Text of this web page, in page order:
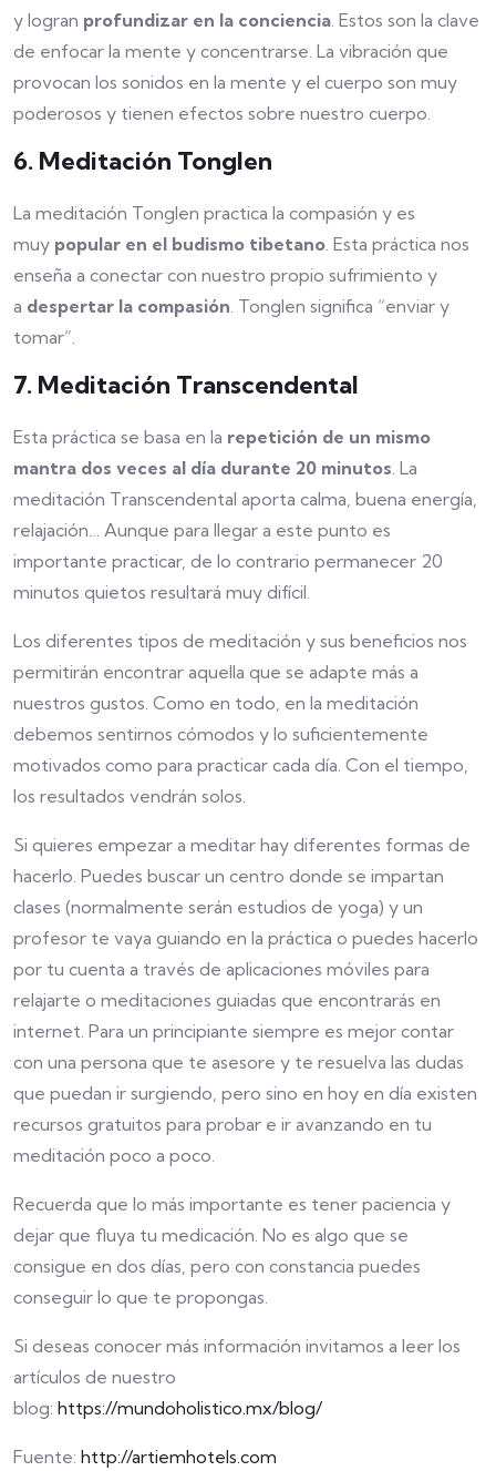
y logran profundizar en la conciencia. Estos son la clave
de enfocar la mente y concentrarse. La vibración que
provocan los sonidos en la mente y el cuerpo son muy
poderosos y tienen efectos sobre nuestro cuerpo.
6. Meditación Tonglen
La meditación Tonglen practica la compasión y es
muy popular en el budismo tibetano. Esta práctica nos
enseña a conectar con nuestro propio sufrimiento y
a despertar la compasión. Tonglen significa “enviar y
tomar”.
7. Meditación Transcendental
Esta práctica se basa en la repetición de un mismo
mantra dos veces al día durante 20 minutos. La
meditación Transcendental aporta calma, buena energía,
relajación… Aunque para llegar a este punto es
importante practicar, de lo contrario permanecer 20
minutos quietos resultará muy difícil.
Los diferentes tipos de meditación y sus beneficios nos
permitirán encontrar aquella que se adapte más a
nuestros gustos. Como en todo, en la meditación
debemos sentirnos cómodos y lo suficientemente
motivados como para practicar cada día. Con el tiempo,
los resultados vendrán solos.
Si quieres empezar a meditar hay diferentes formas de
hacerlo. Puedes buscar un centro donde se impartan
clases (normalmente serán estudios de yoga) y un
profesor te vaya guiando en la práctica o puedes hacerlo
por tu cuenta a través de aplicaciones móviles para
relajarte o meditaciones guiadas que encontrarás en
internet. Para un principiante siempre es mejor contar
con una persona que te asesore y te resuelva las dudas
que puedan ir surgiendo, pero sino en hoy en día existen
recursos gratuitos para probar e ir avanzando en tu
meditación poco a poco.
Recuerda que lo más importante es tener paciencia y
dejar que fluya tu medicación. No es algo que se
consigue en dos días, pero con constancia puedes
conseguir lo que te propongas.
Si deseas conocer más información invitamos a leer los
artículos de nuestro
blog: https://mundoholistico.mx/blog/
Fuente: http://artiemhotels.com